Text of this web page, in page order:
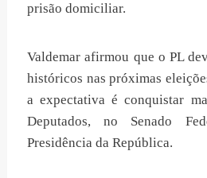
prisão domiciliar.
Valdemar afirmou que o PL
históricos nas próximas
a expectativa é conquistar
Deputados, no Senado
Presidência da República.